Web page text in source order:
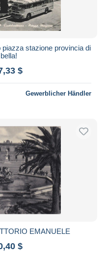
stazione provincia di
$
Gewerblicher Händler
EMANUELE
$